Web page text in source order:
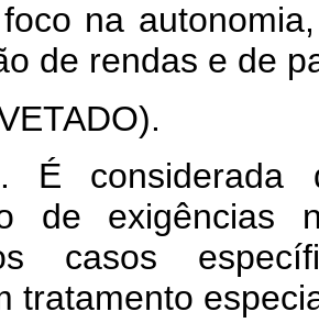
na
de rendas e de
É considerada
de exigências
casos
tratamento